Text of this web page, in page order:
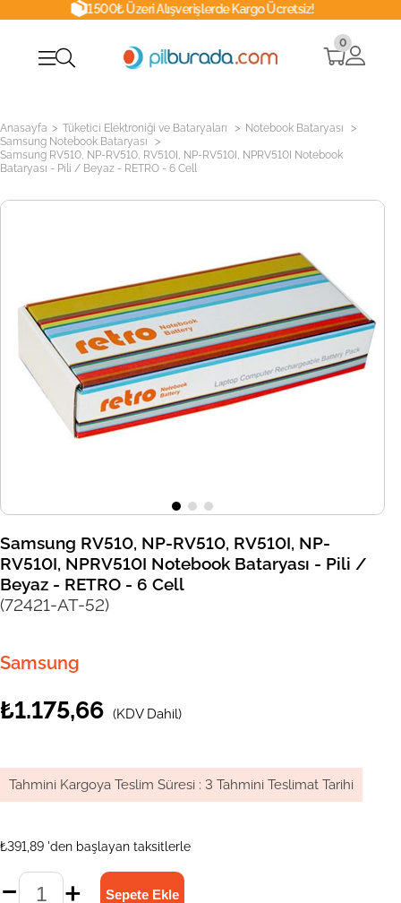
1500₺ Üzeri Alışverişlerde Kargo Ücretsiz!
0
Anasayfa > Tüketici Elektroniği ve Bataryaları > Notebook Bataryası >
Samsung Notebook Bataryası >
Samsung RV510, NP-RV510, RV510I, NP-RV510I, NPRV510I Notebook
Bataryası - Pili / Beyaz - RETRO - 6 Cell
Samsung RV510, NP-RV510, RV510I, NP-
RV510I, NPRV510I Notebook Bataryası - Pili /
Beyaz - RETRO - 6 Cell
(72421-AT-52)
Samsung
₺1.175,66 (KDV Dahil)
Tahmini Kargoya Teslim Süresi : 3 Tahmini Teslimat Tarihi
₺391,89 'den başlayan taksitlerle